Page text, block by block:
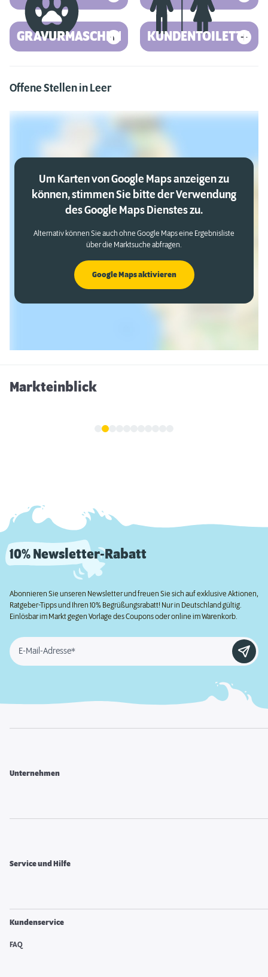
GRAVURMASCHINE KUNDENTOILETTE
Offene Stellen in Leer
Um Karten von Google Maps anzeigen zu
können, stimmen Sie bitte der Verwendung
des Google Maps Dienstes zu.
Alternativ können Sie auch ohne Google Maps eine Ergebnisliste
über die Marktsuche abfragen.
Google Maps aktivieren
Markteinblick
10% Newsletter-Rabatt
Abonnieren Sie unseren Newsletter und freuen Sie sich auf exklusive Aktionen,
Ratgeber-Tipps und Ihren 10% Begrüßungsrabatt! Nur in Deutschland gültig.
Einlösbar im Markt gegen Vorlage des Coupons oder online im Warenkorb.
E-Mail-Adresse*
Unternehmen
Service und Hilfe
Kundenservice
FAQ